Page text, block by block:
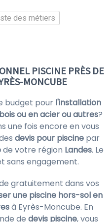
des métiers
PISCINE PRÈS DE
MONCUBE
budget pour l'installation
ou en acier ou autres?
une fois encore en vous
devis pour piscinepar
de votre région Landes. Le
sans engagement.
gratuitement dans vos
une piscine hors-sol en
à Eyrès-Moncube. En
de devis piscine, vous